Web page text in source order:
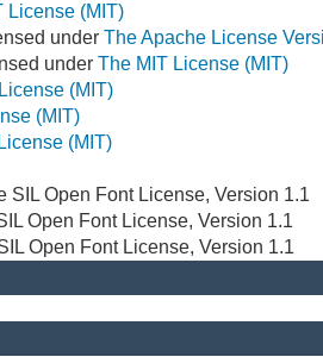
License (MIT)
underThe Apache License
underThe MIT License (MIT)
(MIT)
(MIT)
(MIT)
SIL Open Font License, Version 1.1
Open Font License, Version 1.1
Open Font License, Version 1.1